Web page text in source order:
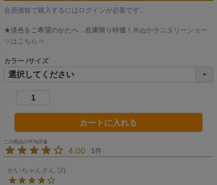
会員価格で購入するにはログインが必要です。
★淡色をご希望のかたへ…在庫限り特価！ 米ぬかサニタリーショー
ツはこちら⇒
カラー サイズ
カートに入れる
4.00 1
かいちゃん 2